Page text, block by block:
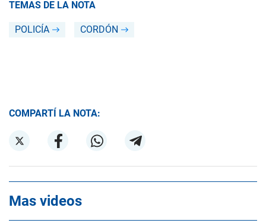
TEMAS DE LA NOTA
POLICÍA CORDÓN
COMPARTÍ LA NOTA:
Mas videos